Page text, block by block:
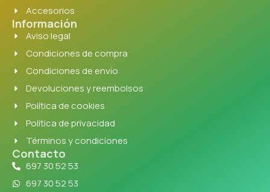
Accesorios
Información
Aviso legal
Condiciones de compra
Condiciones de envío
Devoluciones y reembolsos
Política de cookies
Política de privacidad
Términos y condiciones
Contacto
697 30 52 53
697 30 52 53